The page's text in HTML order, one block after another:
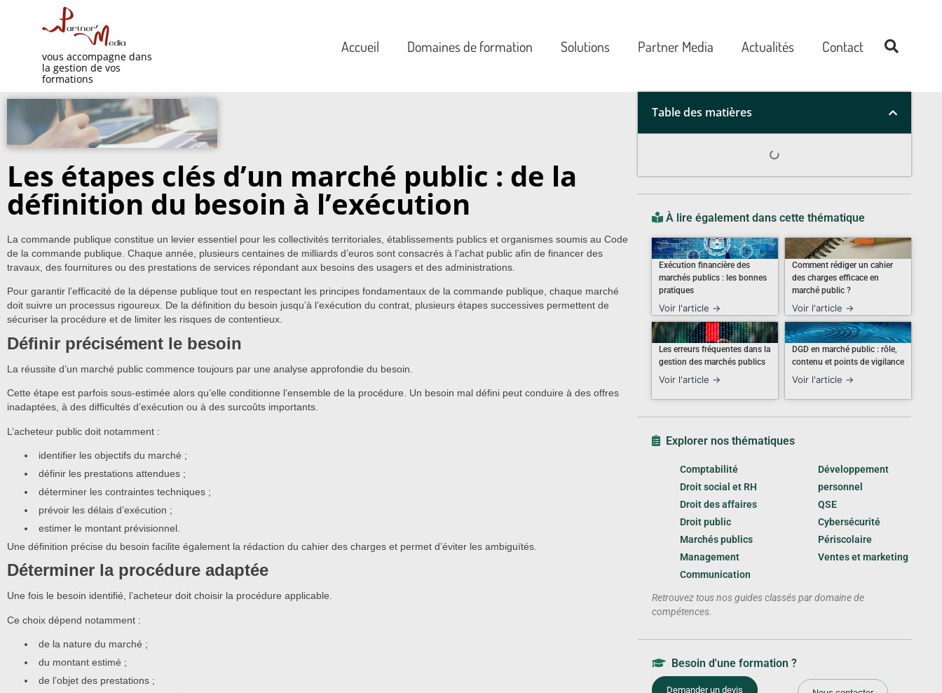
vous accompagne dans
la gestion de vos
formations
Accueil Domaines de formation Solutions Partner Media Actualités Contact
Les étapes clés d’un marché public : de la
définition du besoin à l’exécution
La commande publique constitue un levier essentiel pour les collectivités territoriales, établissements publics et organismes soumis au Code
de la commande publique. Chaque année, plusieurs centaines de milliards d’euros sont consacrés à l’achat public afin de financer des
travaux, des fournitures ou des prestations de services répondant aux besoins des usagers et des administrations.
Pour garantir l’efficacité de la dépense publique tout en respectant les principes fondamentaux de la commande publique, chaque marché
doit suivre un processus rigoureux. De la définition du besoin jusqu’à l’exécution du contrat, plusieurs étapes successives permettent de
sécuriser la procédure et de limiter les risques de contentieux.
Définir précisément le besoin
La réussite d’un marché public commence toujours par une analyse approfondie du besoin.
Cette étape est parfois sous-estimée alors qu’elle conditionne l’ensemble de la procédure. Un besoin mal défini peut conduire à des offres
inadaptées, à des difficultés d’exécution ou à des surcoûts importants.
L’acheteur public doit notamment :
identifier les objectifs du marché ;
définir les prestations attendues ;
déterminer les contraintes techniques ;
prévoir les délais d’exécution ;
estimer le montant prévisionnel.
Une définition précise du besoin facilite également la rédaction du cahier des charges et permet d’éviter les ambiguïtés.
Déterminer la procédure adaptée
Une fois le besoin identifié, l’acheteur doit choisir la procédure applicable.
Ce choix dépend notamment :
de la nature du marché ;
du montant estimé ;
de l’objet des prestations ;
Table des matières
À lire également dans cette thématique
Exécution financière des
marchés publics : les bonnes
pratiques
Voir l'article →
Comment rédiger un cahier
des charges efficace en
marché public ?
Voir l'article →
Les erreurs fréquentes dans la
gestion des marchés publics
Voir l'article →
DGD en marché public : rôle,
contenu et points de vigilance
Voir l'article →
Explorer nos thématiques
Comptabilité
Droit social et RH
Droit des affaires
Droit public
Marchés publics
Management
Communication
Développement
personnel
QSE
Cybersécurité
Périscolaire
Ventes et marketing
Retrouvez tous nos guides classés par domaine de
compétences.
Besoin d'une formation ?
Demander un devis